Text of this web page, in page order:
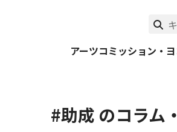
アーツコミッション・
#助成 のコラム